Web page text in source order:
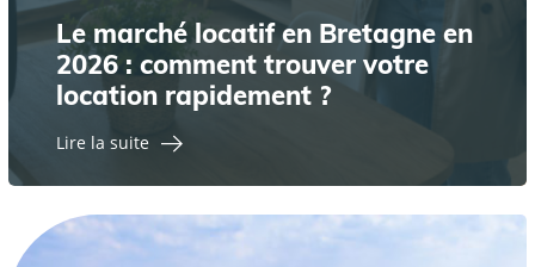
Le marché locatif en Bretagne en
2026 : comment trouver votre
location rapidement ?
Lire la suite